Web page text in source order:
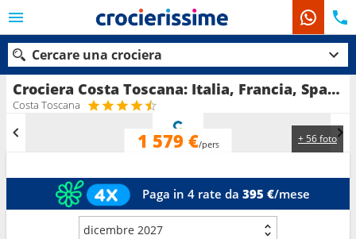
Crociera Costa Toscana: Italia, Francia, Spagna, Isole Baleari in partenza da Civitavecchia - Roma
Costa Toscana
+ 56 foto
1 579 €/pers
Paga in 4 rate da 395 €/mese
dicembre 2027
Cercare una crociera
Le nostre destinazioni
Mesi di partenza
Porti Compagnie